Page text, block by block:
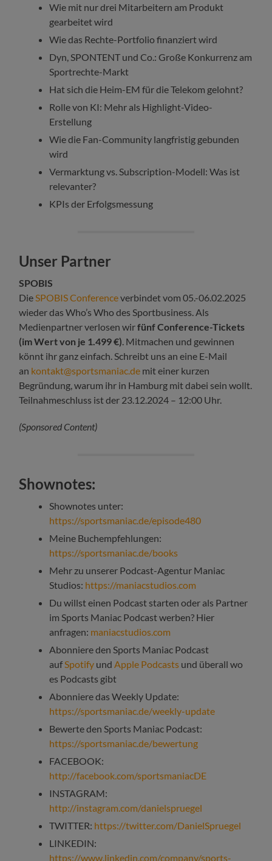
Wie mit nur drei Mitarbeitern am Produkt
gearbeitet wird
Wie das Rechte-Portfolio finanziert wird
Dyn, SPONTENT und Co.: Große Konkurrenz am
Sportrechte-Markt
Hat sich die Heim-EM für die Telekom gelohnt?
Rolle von KI: Mehr als Highlight-Video-
Erstellung
Wie die Fan-Community langfristig gebunden
wird
Vermarktung vs. Subscription-Modell: Was ist
relevanter?
KPIs der Erfolgsmessung
Unser Partner
SPOBIS
Die SPOBIS Conferenceverbindet vom 05.-06.02.2025
wieder das Who’s Who des Sportbusiness. Als
Medienpartner verlosen wirfünf Conference-Tickets
(im Wert von je 1.499 €) . Mitmachen und gewinnen
könnt ihr ganz einfach. Schreibt uns an eine E-Mail
an kontakt@sportsmaniac.de mit einer kurzen
Begründung, warum ihr in Hamburg mit dabei sein wollt.
Teilnahmeschluss ist der 23.12.2024 – 12:00 Uhr.
(Sponsored Content)
Shownotes:
Shownotes unter:
https://sportsmaniac.de/episode480
Meine Buchempfehlungen:
https://sportsmaniac.de/books
Mehr zu unserer Podcast-Agentur Maniac
Studios: https://maniacstudios.com
Du willst einen Podcast starten oder als Partner
im Sports Maniac Podcast werben? Hier
anfragen: maniacstudios.com
Abonniere den Sports Maniac Podcast
auf Spotify und Apple Podcasts und überall wo
es Podcasts gibt
Abonniere das Weekly Update:
https://sportsmaniac.de/weekly-update
Bewerte den Sports Maniac Podcast:
https://sportsmaniac.de/bewertung
FACEBOOK:
http://facebook.com/sportsmaniacDE
INSTAGRAM:
http://instagram.com/danielspruegel
TWITTER: https://twitter.com/DanielSpruegel
LINKEDIN:
https://www.linkedin.com/company/sports-